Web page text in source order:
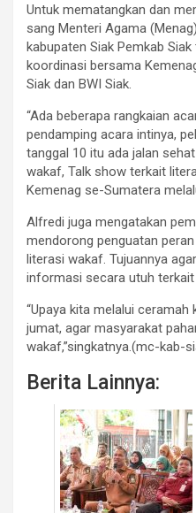
Untuk mematangkan dan
sang Menteri Agama
kabupaten Siak Pemkab
koordinasi bersama
Siak dan BWI Siak.
“Ada beberapa rangkaian
pendamping acara intinya,
tanggal 10 itu ada jalan
wakaf, Talk show terkait
Kemenag se-Sumatera
Alfredi juga mengatakan
mendorong penguatan
literasi wakaf. Tujuannya
informasi secara utuh
“Upaya kita melalui ceramah
jumat, agar masyarakat
wakaf,”singkatnya.(mc-kab-
Berita Lainnya: